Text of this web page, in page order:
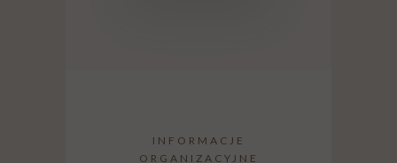
INFORMACJE
ORGANIZACYJNE